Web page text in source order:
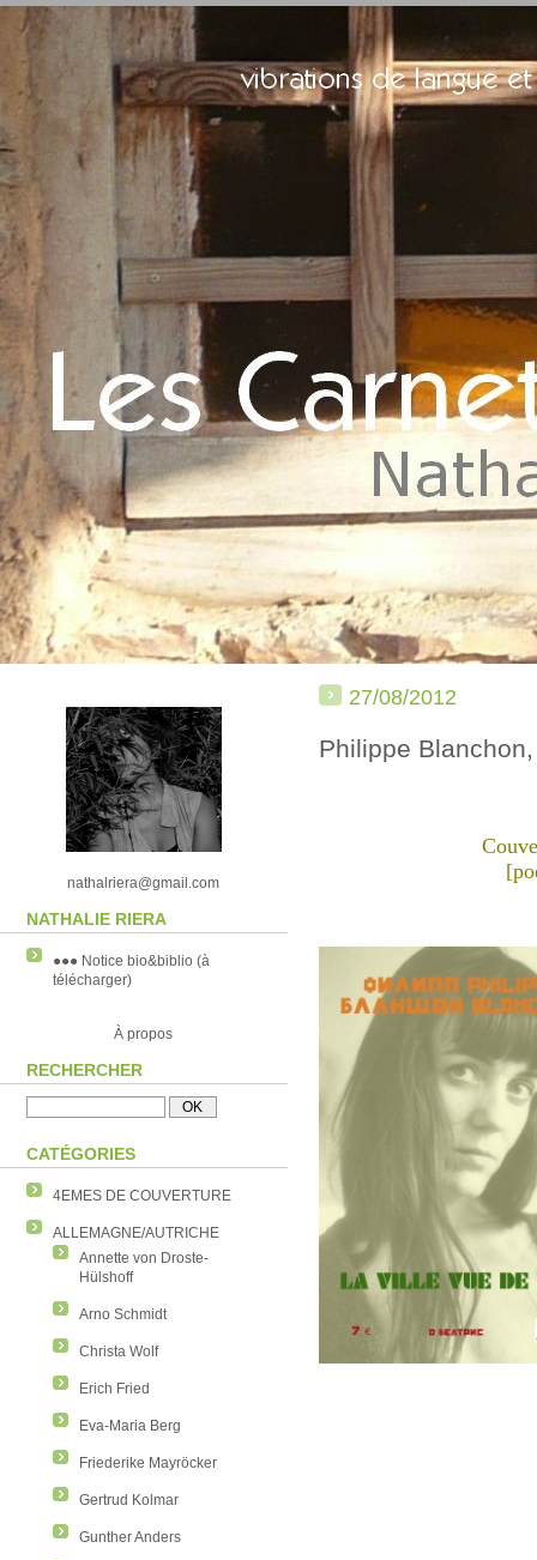
nathalriera@gmail.com
NATHALIE RIERA
●●● Notice bio&biblio (à
télécharger)
À propos
RECHERCHER
CATÉGORIES
4EMES DE COUVERTURE
ALLEMAGNE/AUTRICHE
Annette von Droste-
Hülshoff
Arno Schmidt
Christa Wolf
Erich Fried
Eva-Maria Berg
Friederike Mayröcker
Gertrud Kolmar
Gunther Anders
27/08/2012
Philippe